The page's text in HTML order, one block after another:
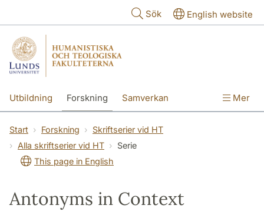
Sök English website
Utbildning Forskning Samverkan Mer
Start Forskning
Skriftserier vid HT
Alla skriftserier vid HT
Serie
This page in English
Antonyms in Context